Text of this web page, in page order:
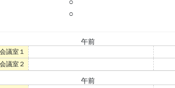
○
○
午前
会議室１
会議室２
午前